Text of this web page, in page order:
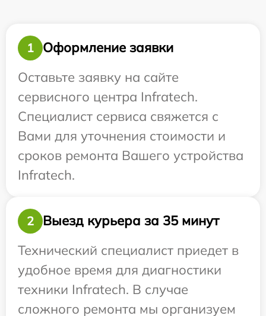
1
Оформление заявки
Оставьте заявку на сайте
сервисного центра Infratech.
Специалист сервиса свяжется с
Вами для уточнения стоимости и
сроков ремонта Вашего устройства
Infratech.
2
Выезд курьера за 35 минут
Технический специалист приедет в
удобное время для диагностики
техники Infratech. В случае
сложного ремонта мы организуем